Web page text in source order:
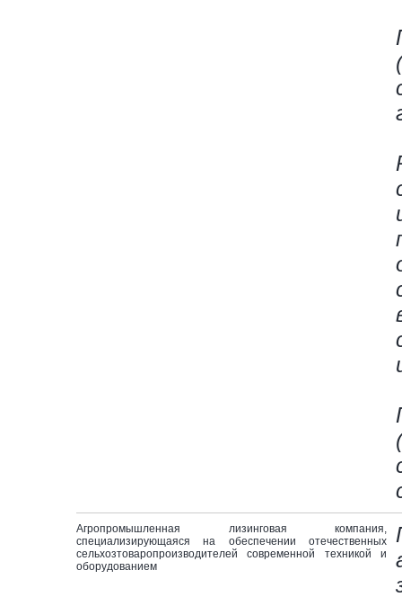
Агропромышленная лизинговая компания,
специализирующаяся на обеспечении отечественных
сельхозтоваропроизводителей современной техникой и
оборудованием